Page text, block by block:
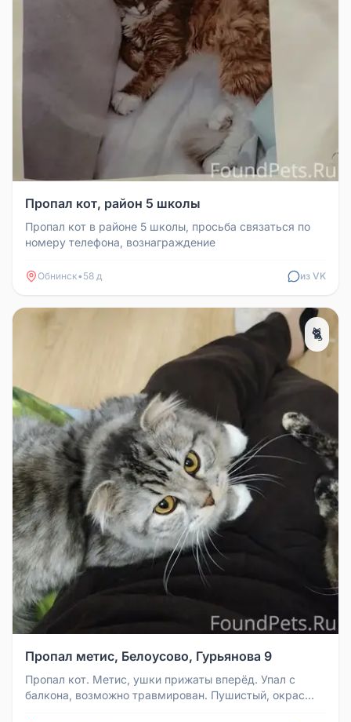
Пропал кот, район 5 школы
Пропал кот в районе 5 школы, просьба связаться по
номеру телефона, вознаграждение
Обнинск• 58 д из VK
🐈
Пропал метис, Белоусово, Гурьянова 9
Пропал кот. Метис, ушки прижаты вперёд. Упал с
балкона, возможно травмирован. Пушистый, окрас